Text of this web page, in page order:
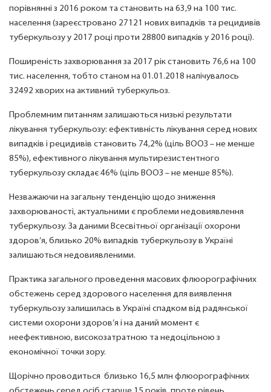
порівнянні з 2016 роком та становить на 63,9 на 100 тис.
населення (зареєстровано 27121 нових випадків та рецидивів
туберкульозу у 2017 році проти 28800 випадків у 2016 році).
Поширеність захворювання за 2017 рік становить 76,6 на 100
тис. населення, тобто станом на 01.01.2018 налічувалось
32492 хворих на активний туберкульоз.
Проблемним питанням залишаються низькі результати
лікування туберкульозу: ефективність лікування серед нових
випадків і рецидивів становить 74,2% (ціль ВООЗ – не менше
85%), ефективного лікування мультирезистентного
туберкульозу складає 46% (ціль ВООЗ – не менше 85%).
Незважаючи на загальну тенденцію щодо зниження
захворюваності, актуальними є проблеми недовиявлення
туберкульозу. За даними Всесвітньої організації охорони
здоров’я, близько 20% випадків туберкульозу в Україні
залишаються недовиявленими.
Практика загального проведення масових флюорографічних
обстежень серед здорового населення для виявлення
туберкульозу залишилась в Україні спадком від радянської
системи охорони здоров’я і на даний момент є
неефективною, високозатратною та недоцільною з
економічної точки зору.
Щорічно проводиться близько 16,5 млн флюорографічних